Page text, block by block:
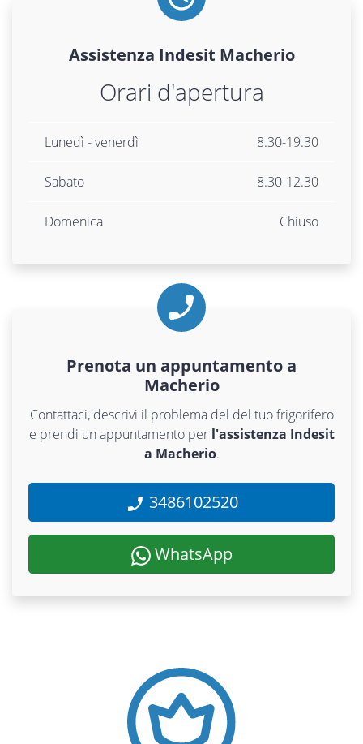
Assistenza Indesit Macherio
Orari d'apertura
Lunedì - venerdì 8.30-19.30
Sabato 8.30-12.30
Domenica Chiuso
Prenota un appuntamento a
Macherio
Contattaci, descrivi il problema del del tuo frigorifero
e prendi un appuntamento per l'assistenza Indesit
a Macherio.
3486102520
WhatsApp